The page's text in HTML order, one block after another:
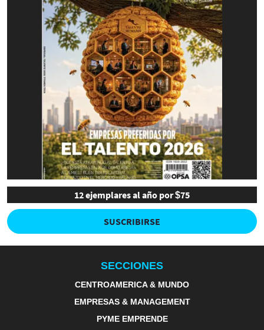
12 ejemplares al año por $75
SUSCRIBIRSE
SECCIONES
CENTROAMERICA & MUNDO
EMPRESAS & MANAGEMENT
PYME EMPRENDE